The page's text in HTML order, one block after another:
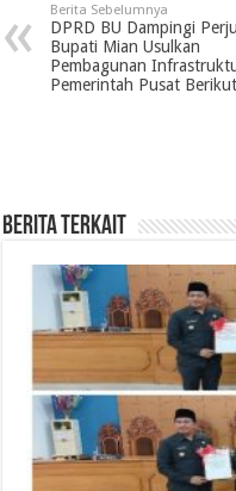
Berita Sebelumnya
DPRD BU Dampingi
Bupati Mian Usulkan
Pembagunan
Pemerintah Pusat
Berita Terkait